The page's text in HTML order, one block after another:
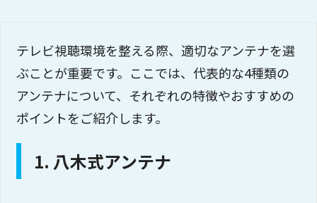
テレビ視聴環境を整える際、適切なアンテナを選
ぶことが重要です。ここでは、代表的な4種類の
アンテナについて、それぞれの特徴やおすすめの
ポイントをご紹介します。
1. 八木式アンテナ